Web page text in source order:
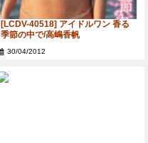
[LCDV-40518] アイドルワン 香る
季節の中で/高嶋香帆
30/04/2012